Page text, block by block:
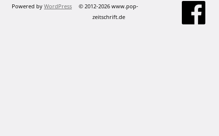
Powered by WordPress
© 2012-2026 www.pop-
zeitschrift.de